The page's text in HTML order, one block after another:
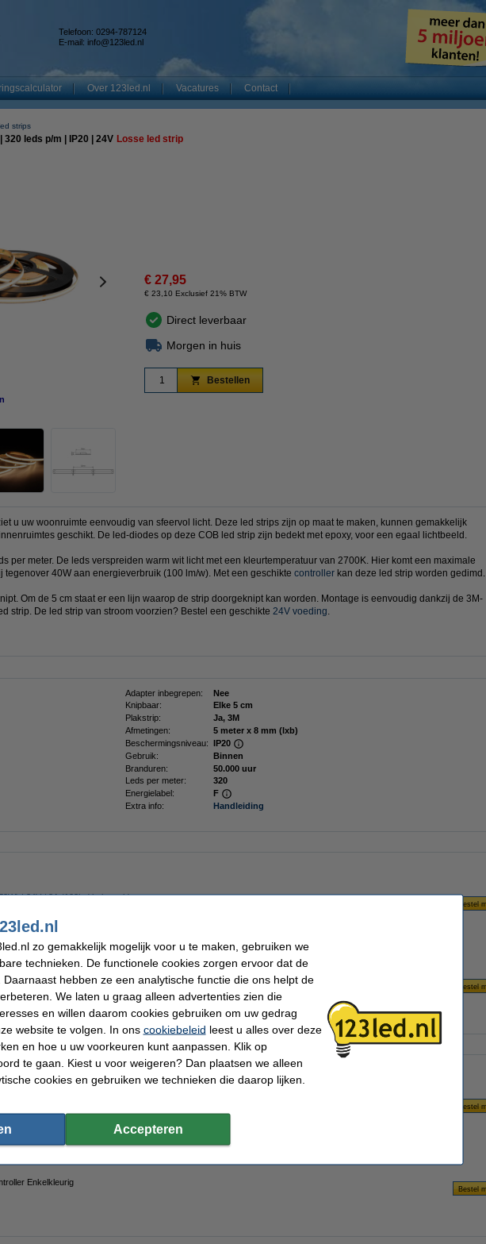
Telefoon: 0294-787124
E-mail: info@123led.nl
Over 123led.nl Vacatures Contact
strips
leds p/m | IP20 | 24V Losse led strip
€ 27,95
€ 23,10 Exclusief 21% BTW
Direct leverbaar
Morgen in huis
Bestellen
u uw woonruimte eenvoudig van sfeervol licht. Deze led strips zijn op maat te maken, kunnen gemakkelijk
geschikt. De led-diodes op deze COB led strip zijn bedekt met epoxy, voor een egaal lichtbeeld.
per meter. De leds verspreiden warm wit licht met een kleurtemperatuur van 2700K. Hier komt een maximale
tegenover 40W aan energieverbruik (100 lm/w). Met een geschikte controller kan deze led strip worden gedimd.
Om de 5 cm staat er een lijn waarop de strip doorgeknipt kan worden. Montage is eenvoudig dankzij de 3M-
strip. De led strip van stroom voorzien? Bestel een geschikte 24V voeding.
Adapter inbegrepen:
Nee
Knipbaar:
Elke 5 cm
Plakstrip:
Ja, 3M
Afmetingen:
5 meter x 8 mm (lxb)
Beschermingsniveau: IP20
Gebruik:
Binnen
Branduren:
50.000 uur
Leds per meter:
320
Energielabel:
F
Extra info:
Handleiding
| 24V / 3A (123led huismerk)
Enkelkleurig
zo gemakkelijk mogelijk voor u te maken, gebruiken we
technieken. De functionele cookies zorgen ervoor dat de
hebben ze een analytische functie die ons helpt de
We laten u graag alleen advertenties zien die
en willen daarom cookies gebruiken om uw gedrag
website te volgen. In ons cookiebeleid leest u alles over deze
en hoe u uw voorkeuren kunt aanpassen. Klik op
te gaan. Kiest u voor weigeren? Dan plaatsen we alleen
cookies en gebruiken we technieken die daarop lijken.
Accepteren